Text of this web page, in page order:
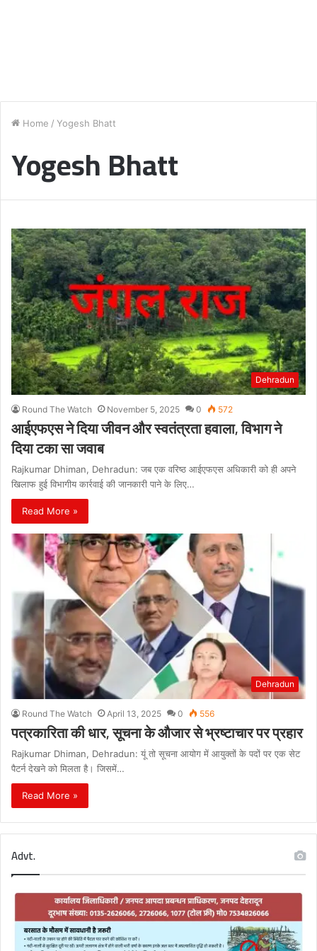
Home / Yogesh Bhatt
Yogesh Bhatt
Dehradun
Round The Watch November 5, 2025 0 572
आईएफएस ने दिया जीवन और स्वतंत्रता हवाला, विभाग ने
दिया टका सा जवाब
Rajkumar Dhiman, Dehradun: जब एक वरिष्ठ आईएफएस अधिकारी को ही अपने
खिलाफ हुई विभागीय कार्रवाई की जानकारी पाने के लिए…
Read More »
Dehradun
Round The Watch April 13, 2025 0 556
पत्रकारिता की धार, सूचना के औजार से भ्रष्टाचार पर प्रहार
Rajkumar Dhiman, Dehradun: यूं तो सूचना आयोग में आयुक्तों के पदों पर एक सेट
पैटर्न देखने को मिलता है। जिसमें…
Read More »
Advt.